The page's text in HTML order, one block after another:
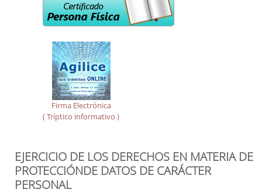
Firma Electrónica
( Tríptico informativo )
EJERCICIO DE LOS DERECHOS EN MATERIA DE
PROTECCIÓNDE DATOS DE CARÁCTER
PERSONAL